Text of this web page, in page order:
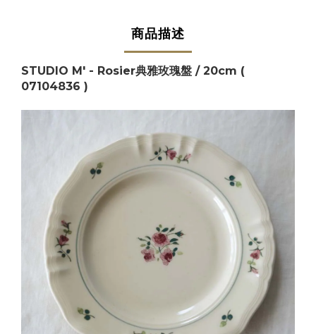
商品描述
STUDIO M' - Rosier典雅玫瑰盤 / 20cm (
07104836 )